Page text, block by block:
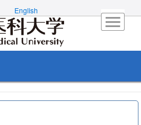
English